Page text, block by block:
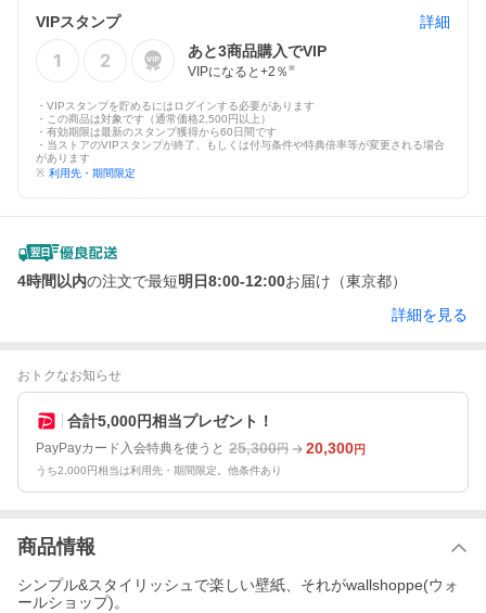
VIPスタンプ
詳細
あと3商品購入でVIP
VIPになると+2 ％ ※
・VIPスタンプを貯めるにはログインする必要があります
・この商品は対象です（通常価格2,500円以上）
・有効期限は最新のスタンプ獲得から60日間です
・当ストアのVIPスタンプが終了、もしくは付与条件や特典倍率等が変更される場合
があります
※ 利用先・期間限定
4時間以内の注文で最短明日8:00-12:00お届け（東京都）
詳細を見る
おトクなお知らせ
合計5,000円相当プレゼント！
PayPayカード入会特典を使うと 25,300円 20,300円
うち2,000円相当は利用先・期間限定。他条件あり
商品情報
シンプル&スタイリッシュで楽しい壁紙、それがwallshoppe(ウォ
ールショップ)。